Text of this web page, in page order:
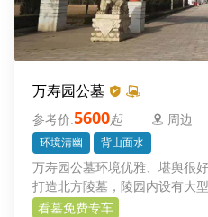
万寿园公墓
5600起 周边
环境清幽 背山面水
万寿园公墓环境优雅、堪舆很
打造北方陵墓，陵园内设有大
格、更好的服务回报人民群众
看墓免费专车